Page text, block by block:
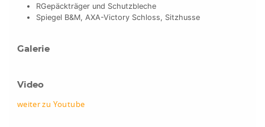
RGepäckträger und Schutzbleche
Spiegel B&M, AXA-Victory Schloss, Sitzhusse
Galerie
Video
weiter zu Youtube